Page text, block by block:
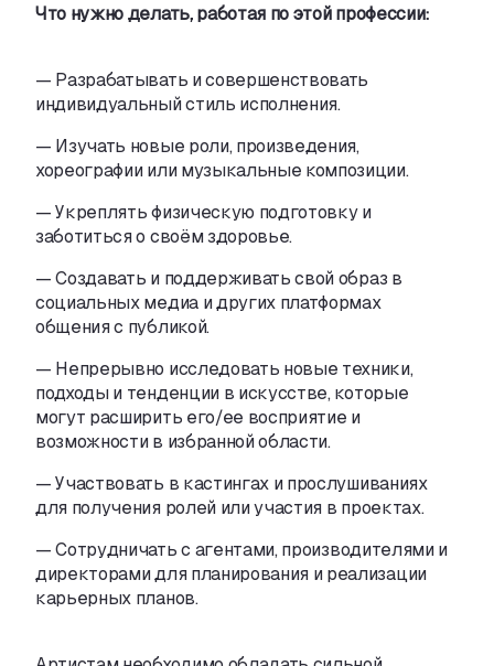
Что нужно делать, работая по этой профессии:
— Разрабатывать исовершенствовать
индивидуальный стиль исполнения.
— Изучать новые роли, произведения,
хореографии или музыкальные композиции.
— Укреплять физическую подготовку и
заботиться о своём здоровье.
— Создавать и поддерживать свой образ в
социальных медиа идругих платформах
общения с публикой.
— Непрерывно исследовать новые техники,
подходы и тенденции в искусстве, которые
могут расширить его/ее восприятие и
возможности в избранной области.
— Участвовать в кастингах и прослушиваниях
для получения ролей или участия в проектах.
— Сотрудничать с агентами, производителями и
директорами для планирования и реализации
карьерных планов.